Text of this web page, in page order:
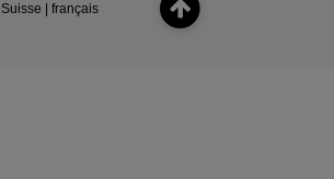
Suisse | français